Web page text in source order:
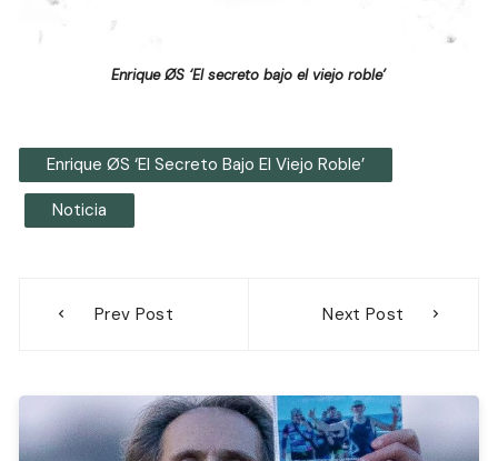
Enrique ØS ‘El secreto bajo el viejo roble’
Enrique ØS ‘El Secreto Bajo El Viejo Roble’
Noticia
Prev Post Next Post